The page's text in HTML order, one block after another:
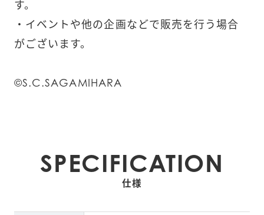
す。
・イベントや他の企画などで販売を行う場合
がございます。
©S.C.SAGAMIHARA
SPECIFICATION
仕様